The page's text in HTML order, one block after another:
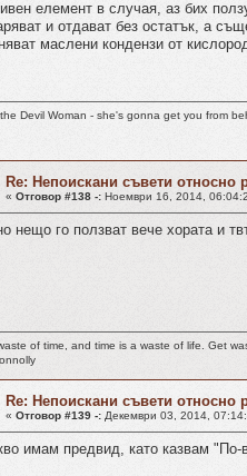
елемент в случая, аз бих
и отдават без остатък, а
маслени кондензи от
Devil Woman - she's gonna get you from
Re: Непоискани съвети относно
« Отговор #138 -: Ноември 16, 2014,
нещо го ползват вече хората и
of time, and time is a waste of life. Get
Re: Непоискани съвети относно
« Отговор #139 -: Декември 03, 2014,
имам предвид, като казвам "По-